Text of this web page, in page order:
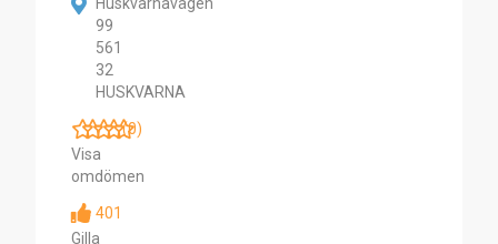
99
561
32
HUSKVARNA
(0)
Visa
omdömen
401
Gilla